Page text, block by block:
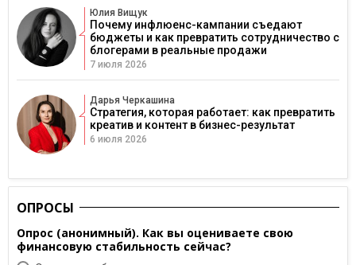
Юлия Вищук
Почему инфлюенс-кампании съедают
бюджеты и как превратить сотрудничество с
блогерами в реальные продажи
7 июля 2026
Дарья Черкашина
Стратегия, которая работает: как превратить
креатив и контент в бизнес-результат
6 июля 2026
ОПРОСЫ
Опрос (анонимный). Как вы оцениваете свою
финансовую стабильность сейчас?